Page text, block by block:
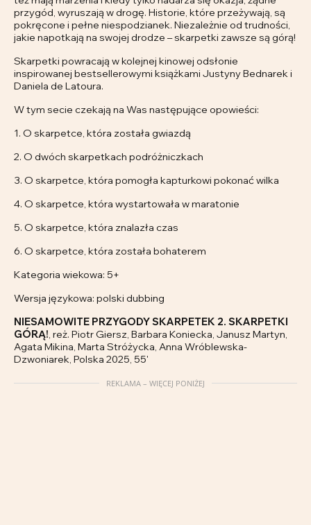
przygód, wyruszają w drogę. Historie, które przeżywają, są
pokręcone i pełne niespodzianek. Niezależnie od trudności,
jakie napotkają na swojej drodze – skarpetki zawsze są górą!
Skarpetki powracają w kolejnej kinowej odsłonie
inspirowanej bestsellerowymi książkami Justyny Bednarek i
Daniela de Latoura.
W tym secie czekają na Was następujące opowieści:
1. O skarpetce, która została gwiazdą
2. O dwóch skarpetkach podróżniczkach
3. O skarpetce, która pomogła kapturkowi pokonać wilka
4. O skarpetce, która wystartowała w maratonie
5. O skarpetce, która znalazła czas
6. O skarpetce, która została bohaterem
Kategoria wiekowa: 5+
Wersja językowa: polski dubbing
NIESAMOWITE PRZYGODY SKARPETEK 2. SKARPETKI
GÓRĄ!, reż. Piotr Giersz, Barbara Koniecka, Janusz Martyn,
Agata Mikina, Marta Stróżycka, Anna Wróblewska-
Dzwoniarek, Polska 2025, 55'
REKLAMA – WIĘCEJ PONIŻEJ